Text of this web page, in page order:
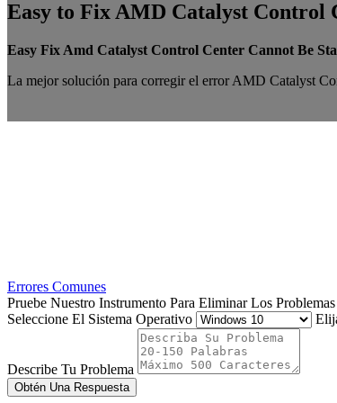
Easy to Fix AMD Catalyst Control
Easy Fix Amd Catalyst Control Center Cannot Be
La mejor solución para corregir el error AMD Catalyst
Errores Comunes
Pruebe Nuestro Instrumento Para Eliminar Los Problemas
Seleccione El Sistema Operativo
Describe Tu Problema
Obtén Una Respuesta